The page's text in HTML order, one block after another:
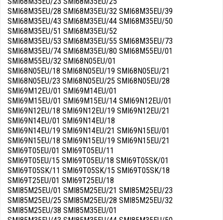
SMI68M35EU/28 SMI68M35EU/32 SMI68M35EU/39
SMI68M35EU/43 SMI68M35EU/44 SMI68M35EU/50
SMI68M35EU/51 SMI68M35EU/52
SMI68M35EU/53 SMI68M35EU/55 SMI68M35EU/73
SMI68M35EU/74 SMI68M35EU/80 SMI68M55EU/01
SMI68M55EU/32 SMI68N05EU/01
SMI68N05EU/18 SMI68N05EU/19 SMI68N05EU/21
SMI68N05EU/23 SMI68N05EU/25 SMI68N05EU/28
SMI69M12EU/01 SMI69M14EU/01
SMI69M15EU/01 SMI69M15EU/14 SMI69N12EU/01
SMI69N12EU/18 SMI69N12EU/19 SMI69N12EU/21
SMI69N14EU/01 SMI69N14EU/18
SMI69N14EU/19 SMI69N14EU/21 SMI69N15EU/01
SMI69N15EU/18 SMI69N15EU/19 SMI69N15EU/21
SMI69T05EU/01 SMI69T05EU/11
SMI69T05EU/15 SMI69T05EU/18 SMI69T05SK/01
SMI69T05SK/11 SMI69T05SK/15 SMI69T05SK/18
SMI69T25EU/01 SMI69T25EU/18
SMI85M25EU/01 SMI85M25EU/21 SMI85M25EU/23
SMI85M25EU/25 SMI85M25EU/28 SMI85M25EU/32
SMI85M25EU/38 SMI85M35EU/01